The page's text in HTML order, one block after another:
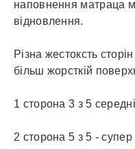
наповнення матраца
відновлення.
Різна жестоксть
більш жорсткій
1 сторона 3 з 5
2 сторона 5 з 5 - супер